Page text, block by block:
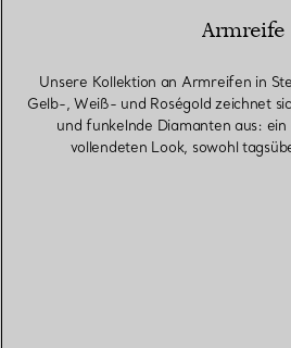
Armreife
Unsere Kollektion an Armreifen in
Gelb-, Weiß- und Roségold zeichnet
und funkelnde Diamanten aus:
vollendeten Look, sowohl